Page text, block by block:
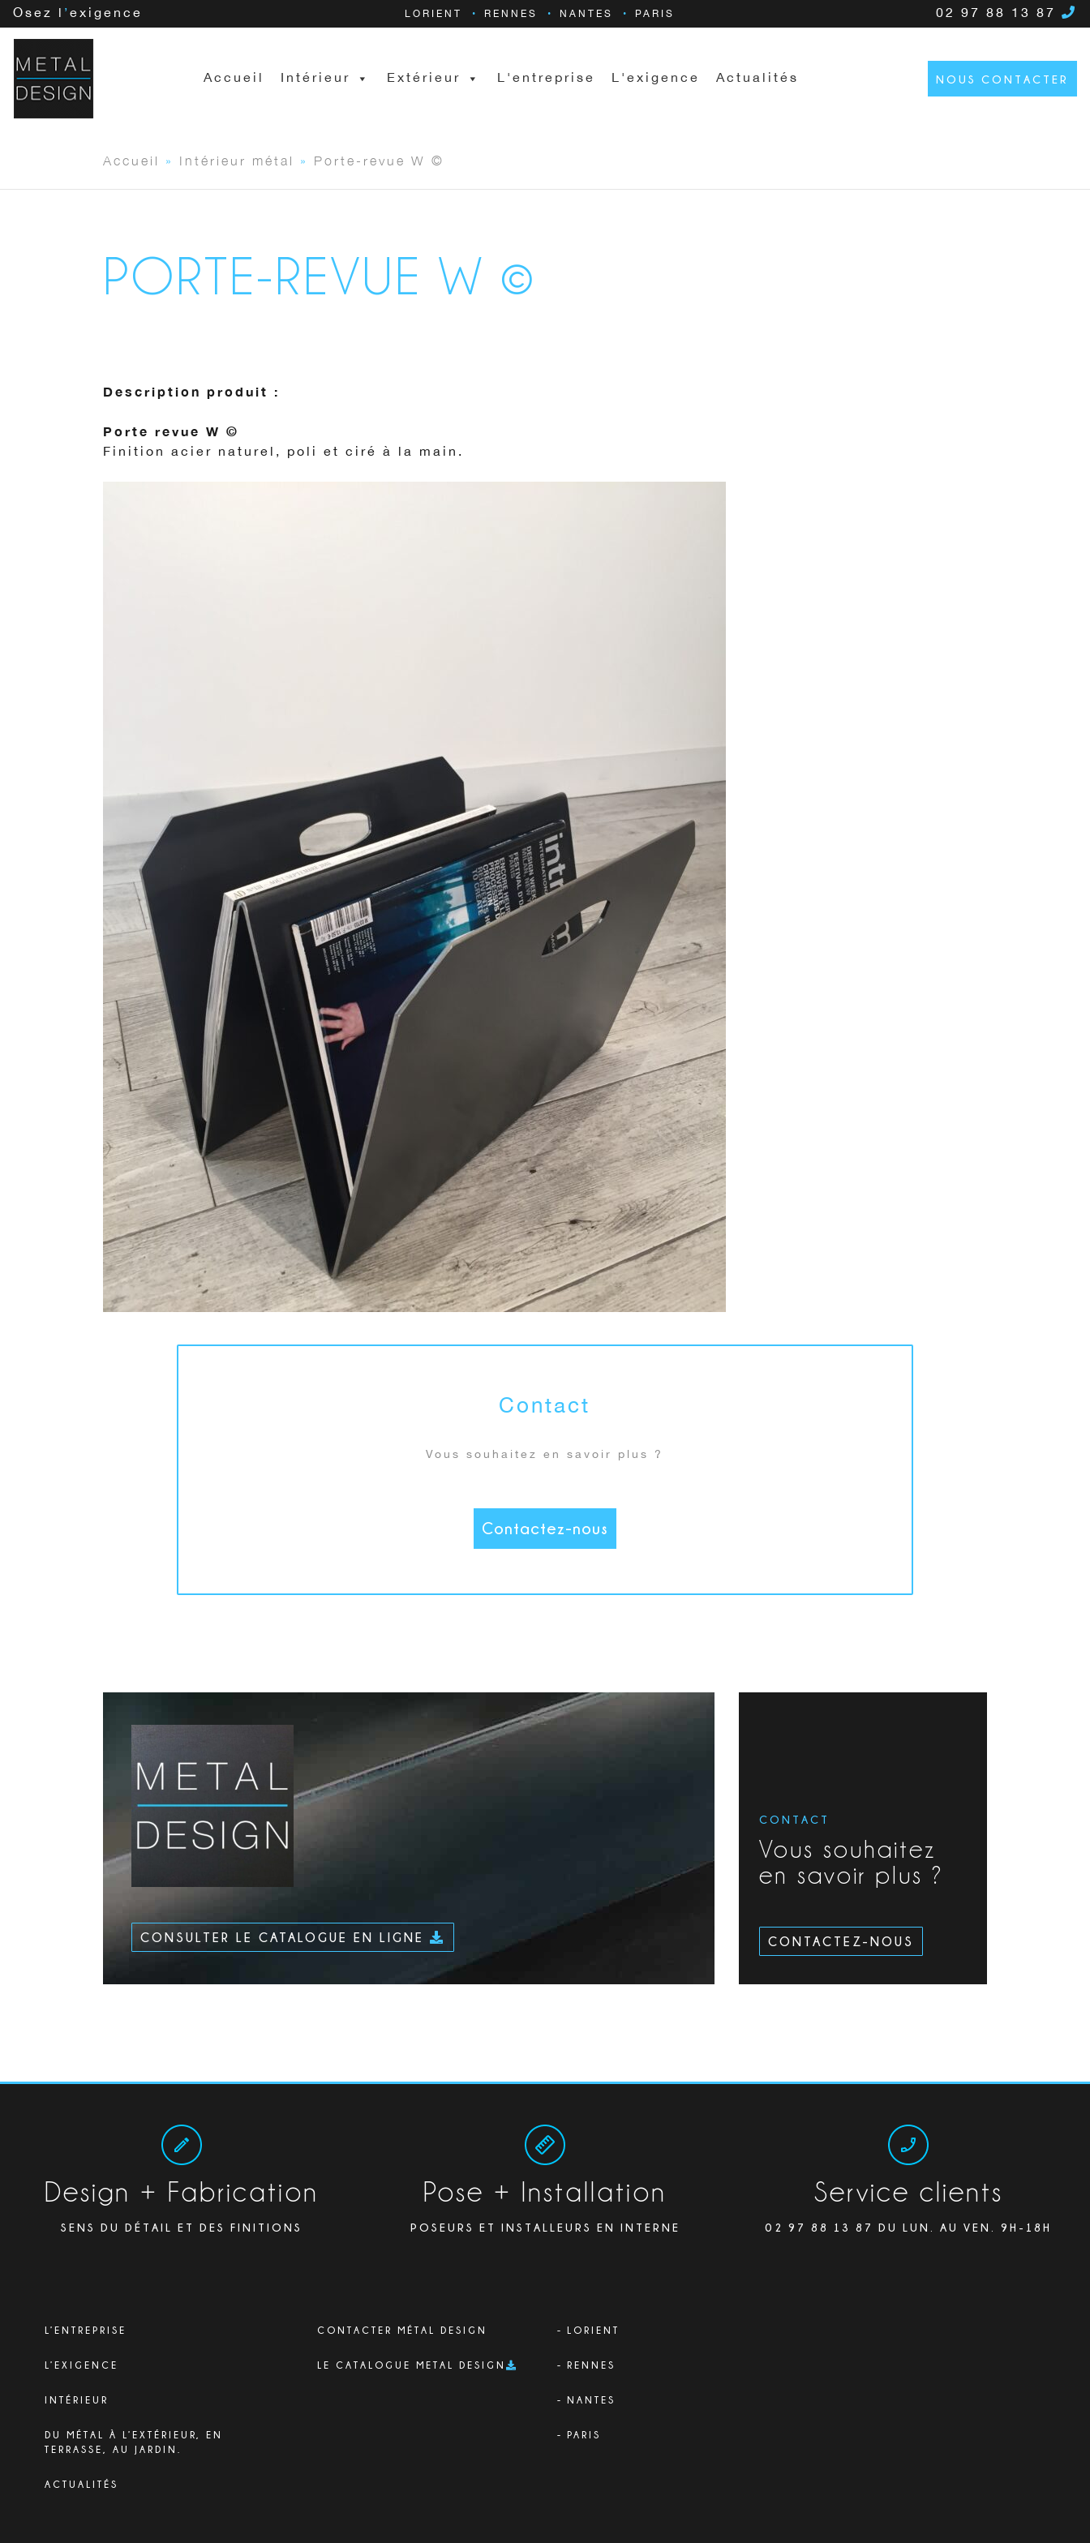
Osez l ’exigence LORIENT RENNES NANTES PARIS 02 97 88 13 87
Accueil Intérieur Extérieur L'entreprise L'exigence Actualités NOUS CONTACTER
Accueil » Intérieur métal » Porte-revue W ©
PORTE-REVUE W ©
Description produit :
Porte revue W ©
Finition acier naturel, poli et ciré à la main.
Contact
Vous souhaitez en savoir plus ?
Contactez-nous
CONSULTER LE CATALOGUE EN LIGNE
CONTACT
Vous souhaitez
en savoir plus ?
CONTACTEZ-NOUS
Design + Fabrication
SENS DU DÉTAIL ET DES FINITIONS
Pose + Installation
POSEURS ET INSTALLEURS EN INTERNE
Service clients
02 97 88 13 87 DU LUN. AU VEN. 9H-18H
L’ENTREPRISE
L’EXIGENCE
INTÉRIEUR
DU MÉTAL À L’EXTÉRIEUR, EN
TERRASSE, AU JARDIN.
ACTUALITÉS
CONTACTER MÉTAL DESIGN
LE CATALOGUE METAL DESIGN
LORIENT
RENNES
NANTES
PARIS